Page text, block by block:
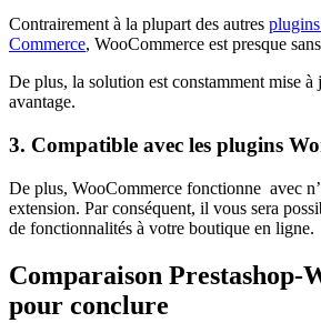
Contrairement à la plupart des autres
Commerce, WooCommerce est presque
De plus, la solution est constamment mise à
avantage.
3. Compatible avec les plugins
De plus, WooCommerce fonctionne avec
extension. Par conséquent, il vous sera
de fonctionnalités à votre boutique en ligne.
Comparaison Prestashop-
pour conclure